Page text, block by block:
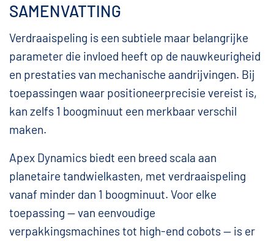
SAMENVATTING
Verdraaispeling is een subtiele maar belangrijke
parameter die invloed heeft op de nauwkeurigheid
en prestaties van mechanische aandrijvingen. Bij
toepassingen waar positioneerprecisie vereist is,
kan zelfs 1 boogminuut een merkbaar verschil
maken.
Apex Dynamics biedt een breed scala aan
planetaire tandwielkasten, met verdraaispeling
vanaf minder dan 1 boogminuut. Voor elke
toepassing — van eenvoudige
verpakkingsmachines tot high-end cobots — is er